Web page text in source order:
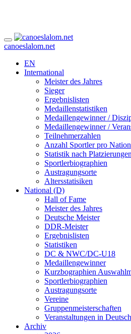
canoeslalom.net
EN
International
Meister des Jahres
Sieger
Ergebnislisten
Medaillenstatistiken
Medaillengewinner /
Medaillengewinner /
Teilnehmerzahlen
Anzahl Sportler pro Nation
Statistik nach Platzierungen
Sportlerbiographien
Austragungsorte
Altersstatisiken
National (D)
Hall of Fame
Meister des Jahres
Deutsche Meister
DDR-Meister
Ergebnislisten
Statistiken
DC & NWC/DC-U18
Medaillengewinner
Kurzbographien
Sportlerbiographien
Austragungsorte
Vereine
Gruppenmeisterschaften
Veranstaltungen in
Archiv